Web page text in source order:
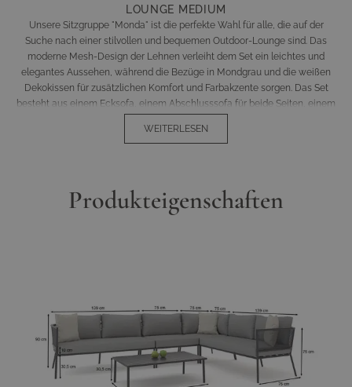
LOUNGE MEDIUM
Unsere Sitzgruppe "Monda" ist die perfekte Wahl für alle, die auf der
Suche nach einer stilvollen und bequemen Outdoor-Lounge sind. Das
moderne Mesh-Design der Lehnen verleiht dem Set ein leichtes und
elegantes Aussehen, während die Bezüge in Mondgrau und die weißen
Dekokissen für zusätzlichen Komfort und Farbakzente sorgen. Das Set
besteht aus einem Ecksofa, einem Abschlusssofa für beide Seiten, einem
verschiedenen Stellmöglichkeiten lässt sich die Sitzgruppe flexibel an die
Sitzgruppe und machen Sie Ihre Outdoor-Lounge zum neuen
Lieblingsplatz für Entspannung und Geselligkeit.
WEITERLESEN
Produkteigenschaften